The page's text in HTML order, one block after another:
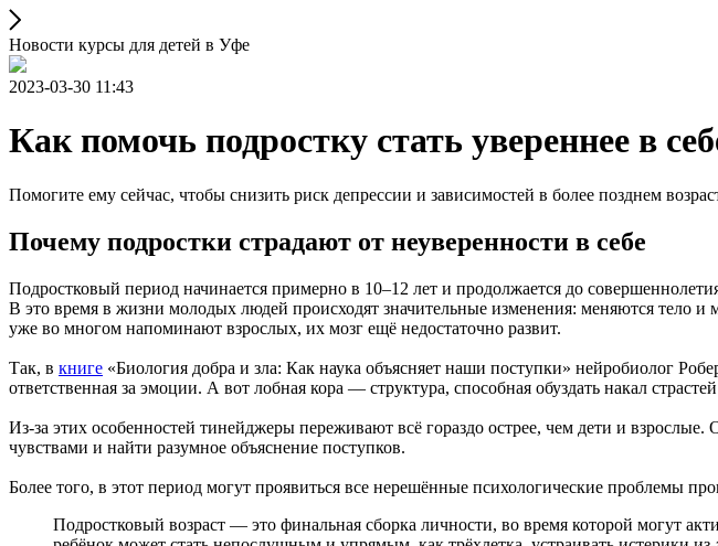
Новости курсы для детей в Уфе
2023-03-30 11:43
Как помочь подростку стать увереннее в
Помогите ему сейчас, чтобы снизить риск депрессии и зависимостей в более позднем
Почему подростки страдают от неуверенности в себе
Подростковый период начинается примерно в 10–12 лет и продолжается до
В это время в жизни молодых людей происходят значительные изменения: меняются тело и
уже во многом напоминают взрослых, их мозг ещё недостаточно развит.
Так, в книге «Биология добра и зла: Как наука объясняет наши поступки» нейробиолог
ответственная за эмоции. А вот лобная кора — структура, способная обуздать накал
Из‑за этих особенностей тинейджеры переживают всё гораздо острее, чем дети и
чувствами и найти разумное объяснение поступков.
Более того, в этот период могут проявиться все нерешённые психологические проблемы
Подростковый возраст — это финальная сборка личности, во время которой могут